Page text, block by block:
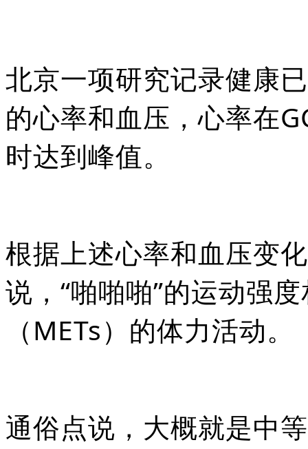
北京一项研究记录健康
的心率和血压，心率在
时达到峰值。
根据上述心率和血压变
说，“啪啪啪”的运动强
（METs）的体力活动。
通俗点说，大概就是中